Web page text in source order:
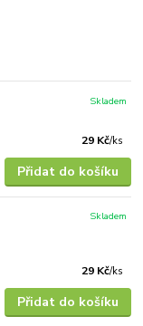
29 Kč/ks
Skladem
Přidat do košíku
29 Kč/ks
Skladem
Přidat do košíku